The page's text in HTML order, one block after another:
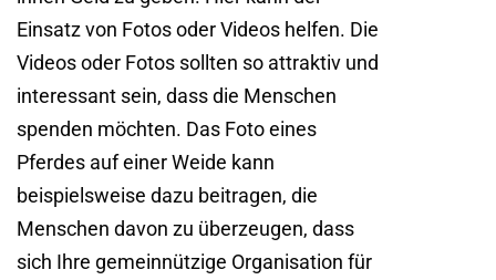
Einsatz von Fotos oder Videos helfen. Die
Videos oder Fotos sollten so attraktiv und
interessant sein, dass die Menschen
spenden möchten. Das Foto eines
Pferdes auf einer Weide kann
beispielsweise dazu beitragen, die
Menschen davon zu überzeugen, dass
sich Ihre gemeinnützige Organisation für